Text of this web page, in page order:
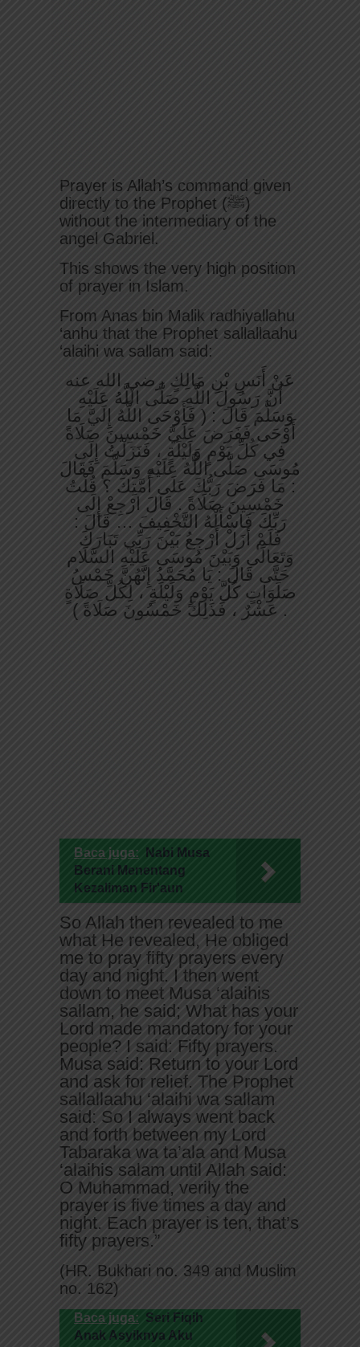
Prayer is Allah’s command given
directly to the Prophet (ﷺ)
without the intermediary of the
angel Gabriel.
This shows the very high position
of prayer in Islam.
From Anas bin Malik radhiyallahu
‘anhu that the Prophet sallallaahu
‘alaihi wa sallam said:
عَنْ أَنَسِ بْنِ مَالِكٍ رضي الله عنه
أَنَّ رَسُولَ اللَّهِ صَلَّى اللَّهُ عَلَيْهِ
وَسَلَّمَ قَالَ : ( فَأَوْحَى اللَّهُ إِلَيَّ مَا
أَوْحَى فَفَرَضَ عَلَيَّ خَمْسِينَ صَلَاةً
فِي كُلِّ يَوْمٍ وَلَيْلَةٍ ، فَنَزَلْتُ إِلَى
مُوسَى صَلَّى اللَّهُ عَلَيْهِ وَسَلَّمَ فَقَالَ
: مَا فَرَضَ رَبُّكَ عَلَى أُمَّتِكَ ؟ قُلْتُ
خَمْسِينَ صَلَاةً . قَالَ ارْجِعْ إِلَى
رَبِّكَ فَاسْأَلْهُ التَّخْفِيفَ … قَالَ :
فَلَمْ أَزَلْ أَرْجِعُ بَيْنَ رَبِّي تَبَارَكَ
وَتَعَالَى وَبَيْنَ مُوسَى عَلَيْهِ السَّلَام
حَتَّى قَالَ : يَا مُحَمَّدُ إِنَّهُنَّ خَمْسُ
صَلَوَاتٍ كُلَّ يَوْمٍ وَلَيْلَةٍ ، لِكُلِّ صَلَاةٍ
عَشْرٌ ، فَذَلِكَ خَمْسُونَ صَلَاةً ) .
Baca juga:
Nabi Musa
Berani Menentang
Kezaliman Fir'aun
So Allah then revealed to me
what He revealed, He obliged
me to pray fifty prayers every
day and night. I then went
down to meet Musa ‘alaihis
sallam, he said; What has your
Lord made mandatory for your
people? I said: Fifty prayers.
Musa said: Return to your Lord
and ask for relief. The Prophet
sallallaahu ‘alaihi wa sallam
said: So I always went back
and forth between my Lord
Tabaraka wa ta’ala and Musa
‘alaihis salam until Allah said:
O Muhammad, verily the
prayer is five times a day and
night. Each prayer is ten, that’s
fifty prayers.”
(HR. Bukhari no. 349 and Muslim
no. 162)
Baca juga: Seri Fiqih
Anak Asyiknya Aku